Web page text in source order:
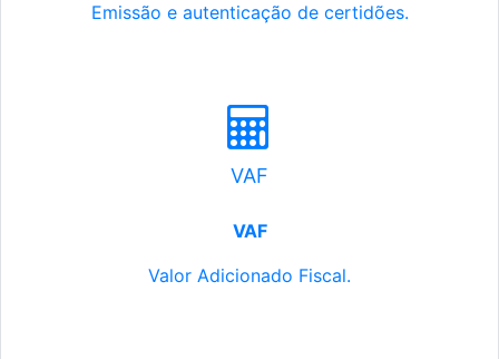
Emissão e autenticação de certidões.
VAF
VAF
Valor Adicionado Fiscal.